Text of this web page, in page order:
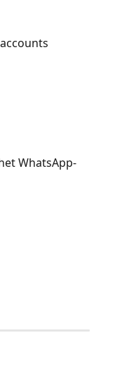
WhatsApp-